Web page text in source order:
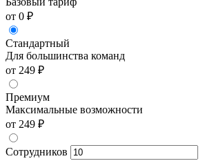
от 0 ₽
Стандартный
Для большинства команд
от 249 ₽
Премиум
Максимальные возможности
от 249 ₽
Сотрудников